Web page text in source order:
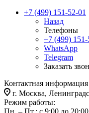
+7 (499) 151-52-01
Назад
Телефоны
+7 (499) 151-
WhatsApp
Telegram
Заказать
Контактная информация
г. Москва,
Режим работы:
Пн. – Пт.: с 9:00 до 20:00